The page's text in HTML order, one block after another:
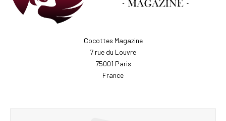
Cocottes Magazine
7 rue du Louvre
75001 Paris
France